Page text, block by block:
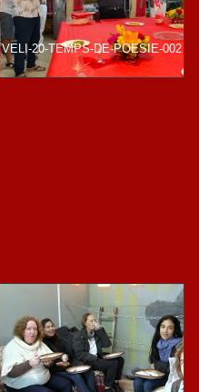
VELI-20-TEMPS-DE-POESIE-002